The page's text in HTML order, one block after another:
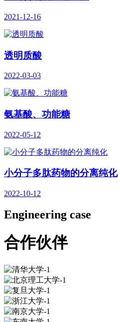
2021-12-16
透明质酸
2022-03-03
氨基酸、功能糖
2022-05-12
小分子多肽药物的分离纯化
2022-10-12
Engineering case
合作伙伴